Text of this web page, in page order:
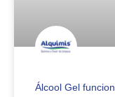
Álcool Gel